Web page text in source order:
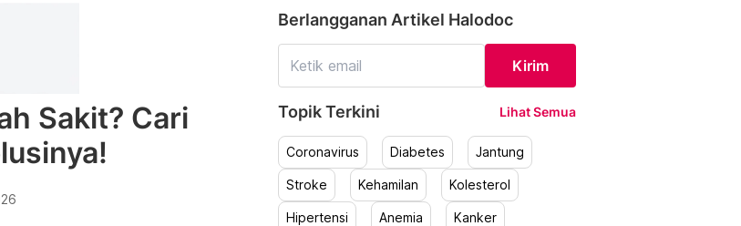
Sakit? Cari
Berlangganan Artikel Halodoc
Kirim
Topik Terkini Lihat Semua
Coronavirus Diabetes Jantung
Stroke Kehamilan Kolesterol
Hipertensi Anemia Kanker